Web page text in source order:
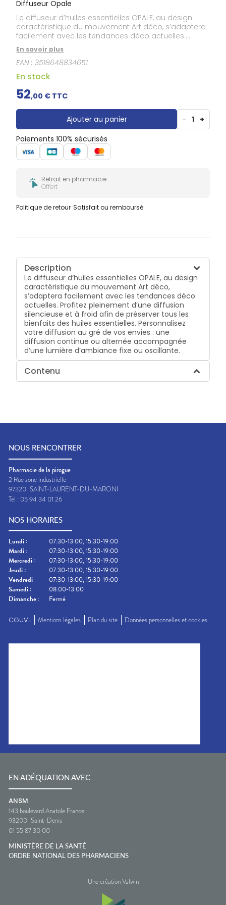
Diffuseur Opale
Le diffuseur d’huiles essentielles OPALE, au design
caractéristique du mouvement Art déco, s’adaptera
facilement avec les tendances déco actuelles.
Profitez pleinement d’une diffusion silencieuse et à
froid afin de préserver tous les bienfaits des huiles
essentielles. Personnalisez votre diffusion au gré de
vos envies : une diffusion continue ou alternée
accompagnée d’une lumière d’ambiance fixe ou
oscillante.
En savoir plus
EAN :3518648834651
En stock
52,00 € TTC
Ajouter au panier - 1 +
Paiements 100% sécurisés
Retrait en pharmacie
Offert
Politique de retour Satisfait ou remboursé
Description
Le diffuseur d’huiles essentielles OPALE, au design
caractéristique du mouvement Art déco,
s’adaptera facilement avec les tendances déco
actuelles. Profitez pleinement d’une diffusion
silencieuse et à froid afin de préserver tous les
bienfaits des huiles essentielles. Personnalisez
votre diffusion au gré de vos envies : une
diffusion continue ou alternée accompagnée
d’une lumière d’ambiance fixe ou oscillante.
Contenu
NOUS RENCONTRER
Pharmacie de la pirogue
2 Rue zone industrielle
97320 SAINT-LAURENT-DU-MARONI
Tel : 05 94 34 01 26
NOS HORAIRES
Lundi :
07:30-13:00, 15:30-19:00
Mardi :
07:30-13:00, 15:30-19:00
Mercredi :
07:30-13:00, 15:30-19:00
Jeudi :
07:30-13:00, 15:30-19:00
Vendredi :
07:30-13:00, 15:30-19:00
Samedi :
08:00-13:00
Dimanche : Fermé
CGUVL Mentions légales Plan du site Données personnelles et cookies
EN ADÉQUATION AVEC
ANSM
143 boulevard Anatole France
93200 Saint-Denis
01 55 87 30 00
MINISTÈRE DE LA SANTÉ
ORDRE NATIONAL DES PHARMACIENS
Une création Valwin